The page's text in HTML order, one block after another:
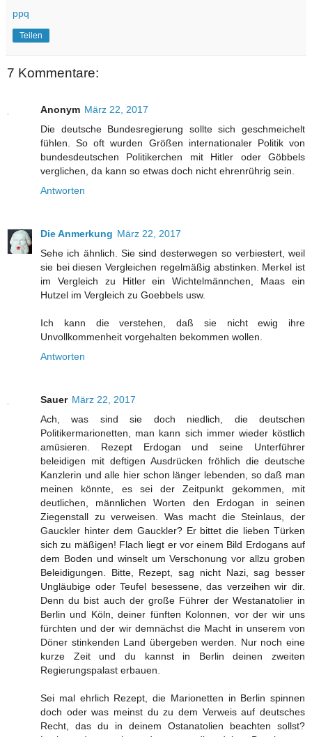
ppq
Teilen
7 Kommentare:
Anonym März 22, 2017
Die deutsche Bundesregierung sollte sich geschmeichelt
fühlen. So oft wurden Größen internationaler Politik von
bundesdeutschen Politikerchen mit Hitler oder Göbbels
verglichen, da kann so etwas doch nicht ehrenrührig sein.
Antworten
Die Anmerkung März 22, 2017
Sehe ich ähnlich. Sie sind desterwegen so verbiestert, weil
sie bei diesen Vergleichen regelmäßig abstinken. Merkel ist
im Vergleich zu Hitler ein Wichtelmännchen, Maas ein
Hutzel im Vergleich zu Goebbels usw.
Ich kann die verstehen, daß sie nicht ewig ihre
Unvollkommenheit vorgehalten bekommen wollen.
Antworten
Sauer März 22, 2017
Ach, was sind sie doch niedlich, die deutschen
Politikermarionetten, man kann sich immer wieder köstlich
amüsieren. Rezept Erdogan und seine Unterführer
beleidigen mit deftigen Ausdrücken fröhlich die deutsche
Kanzlerin und alle hier schon länger lebenden, so daß man
meinen könnte, es sei der Zeitpunkt gekommen, mit
deutlichen, männlichen Worten den Erdogan in seinen
Ziegenstall zu verweisen. Was macht die Steinlaus, der
Gauckler hinter dem Gauckler? Er bittet die lieben Türken
sich zu mäßigen! Flach liegt er vor einem Bild Erdogans auf
dem Boden und winselt um Verschonung vor allzu groben
Beleidigungen. Bitte, Rezept, sag nicht Nazi, sag besser
Ungläubige oder Teufel besessene, das verzeihen wir dir.
Denn du bist auch der große Führer der Westanatolier in
Berlin und Köln, deiner fünften Kolonnen, vor der wir uns
fürchten und der wir demnächst die Macht in unserem von
Döner stinkenden Land übergeben werden. Nur noch eine
kurze Zeit und du kannst in Berlin deinen zweiten
Regierungspalast erbauen.
Sei mal ehrlich Rezept, die Marionetten in Berlin spinnen
doch oder was meinst du zu dem Verweis auf deutsches
Recht, das du in deinem Ostanatolien beachten sollst?